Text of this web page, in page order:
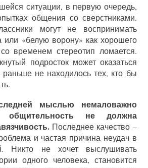
ситуации, в первую очередь,
общения со сверстниками.
могут не воспринимать
«белую ворону» как хорошего
временем стереотип ломается.
подросток может оказаться
раньше не находилось тех, кто бы
мыслью немаловажно
общительность не должна
Последнее качество –
и частая причина неудач в
Никто не хочет выслушивать
одного человека, становится